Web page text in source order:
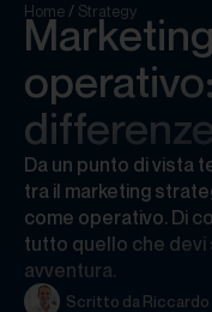
Home/ Strategy
Da un punto di vista
tra il marketing
come operativo. Di
tutto quello che devi
avventura.
Scritto da